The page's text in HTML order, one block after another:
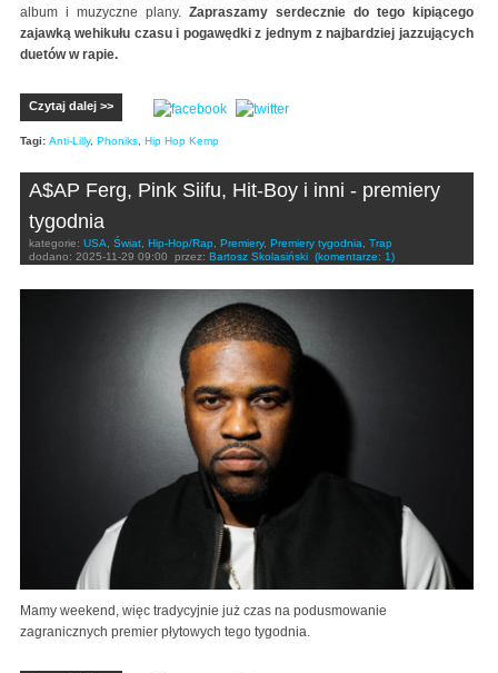
album i muzyczne plany. Zapraszamy serdecznie do tego kipiącego
zajawką wehikułu czasu i pogawędki z jednym z najbardziej jazzujących
duetów w rapie.
Czytaj dalej >>
Tagi: Anti-Lilly, Phoniks Hip Hop Kemp
A$AP Ferg, Pink Siifu, Hit-Boy i inni - premiery
tygodnia
kategorie: USA Świat Hip-Hop/Rap Premiery, Premiery tygodnia
Trap
dodano: 2025-11-29 09:00 przez: Bartosz Skolasiński (komentarze: 1)
Mamy weekend, więc tradycyjnie już czas na podusmowanie
zagranicznych premier płytowych tego tygodnia.